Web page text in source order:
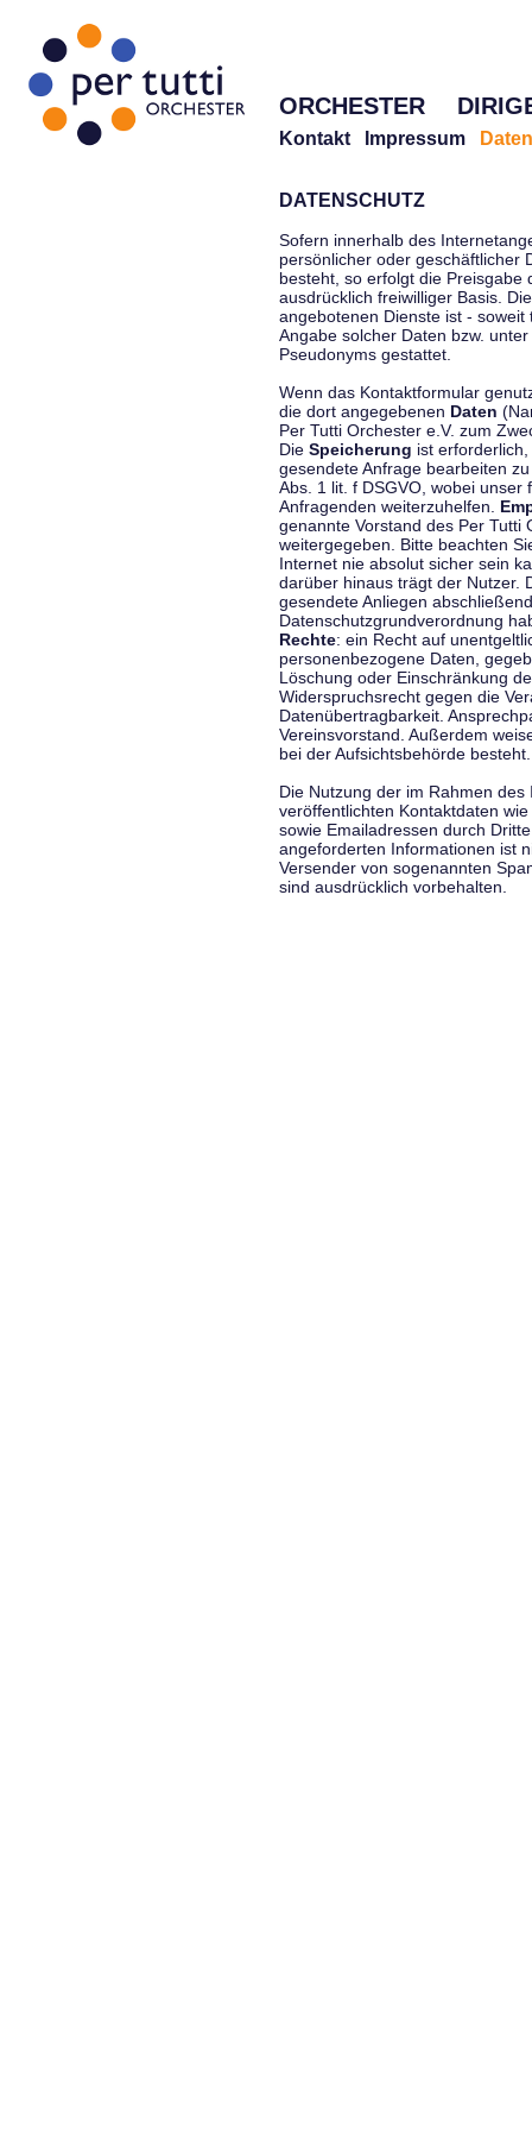
ORCHESTER
Kontakt Impressum
DATENSCHUTZ
Sofern innerhalb des
persönlicher oder geschäftlicher
besteht, so erfolgt die Preisgabe
ausdrücklich freiwilliger Basis.
angebotenen Dienste ist -
Angabe solcher Daten bzw.
Pseudonyms gestattet.
Wenn das Kontaktformular
die dort angegebenen Daten
Per Tutti Orchester e.V. zum
Die Speicherung ist
gesendete Anfrage bearbeiten
Abs. 1 lit. f DSGVO, wobei
Anfragenden weiterzuhelfen.
genannte Vorstand des Per Tutti
weitergegeben. Bitte beachten
Internet nie absolut sicher sein
darüber hinaus trägt der Nutzer.
gesendete Anliegen
Datenschutzgrundverordnung
Rechte: ein Recht auf
personenbezogene Daten,
Löschung oder Einschränkung
Widerspruchsrecht gegen die
Datenübertragbarkeit.
Vereinsvorstand. Außerdem
bei der Aufsichtsbehörde besteht.
Die Nutzung der im Rahmen
veröffentlichten Kontaktdaten
sowie Emailadressen durch
angeforderten Informationen ist
Versender von sogenannten
sind ausdrücklich vorbehalten.